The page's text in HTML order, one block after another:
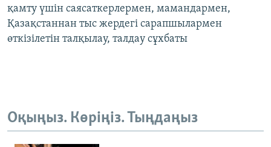
қамту үшін саясаткерлермен, мамандармен,
Қазақстаннан тыс жердегі сарапшылармен
өткізілетін талқылау, талдау сұхбаты
Оқыңыз. Көріңіз. Тыңдаңыз